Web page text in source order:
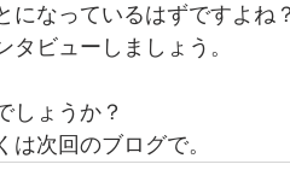
なっているはずですよね？
ビューしましょう。
しょうか？
次回のブログで。